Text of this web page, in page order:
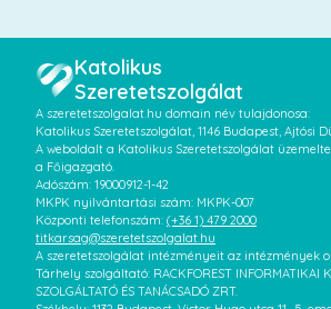
Katolikus
Szeretetszolgálat
A szeretetszolgalat.hu domain név tulajdonosa:
Katolikus Szeretetszolgálat, 1146 Budapest, Ajtósi
A weboldalt a Katolikus Szeretetszolgálat
a Főigazgató.
Adószám: 19000912-1-42
MKPK nyilvántartási szám: MKPK-007
Központi telefonszám: (+36 1) 479 2000
titkarsag@szeretetszolgalat.hu
A szeretetszolgálat intézményeit az intézmények
Tárhely szolgáltató: RACKFOREST INFORMATIKAI
SZOLGÁLTATÓ ÉS TANÁCSADÓ ZRT.